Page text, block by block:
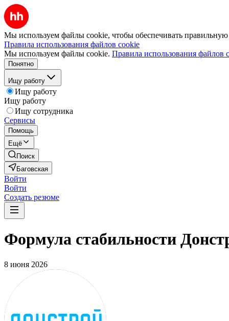
Мы используем файлы cookie, чтобы обеспечивать правильную
Правила использования файлов cookie
Мы используем файлы cookie. Правила использования файлов
Понятно
Ищу работу
Ищу работу
Ищу работу
Ищу сотрудника
Сервисы
Помощь
Ещё
Поиск
Баговская
Войти
Войти
Создать резюме
Формула стабильности
8 июня 2026